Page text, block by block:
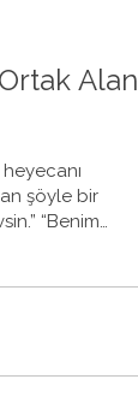
Alan
şöyle bir
“Benim
görülmeme